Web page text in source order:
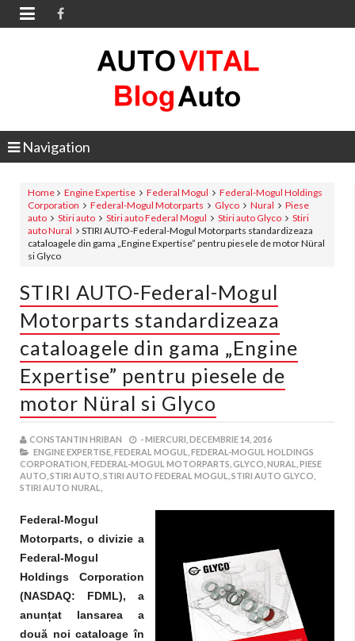

Navigation
Home Engine Expertise Federal Mogul
Federal-Mogul Holdings
Corporation
Federal-Mogul Motorparts Glyco Nural
Piese
auto
Stiri auto Stiri auto Federal Mogul Stiri auto Glyco
Stiri
auto Nural
STIRI AUTO-Federal-Mogul Motorparts standardizeaza
cataloagele din gama „Engine Expertise” pentru piesele de motor Nüral
si Glyco
STIRI AUTO-Federal-Mogul
Motorparts standardizeaza
cataloagele din gama „Engine
Expertise” pentru piesele de
motor Nüral si Glyco
CONSTANTIN HRIBAN -MIERCURI, DECEMBRIE 14, 2016
ENGINE EXPERTISE, FEDERAL MOGUL, FEDERAL-MOGUL HOLDINGS
CORPORATION, FEDERAL-MOGUL MOTORPARTS, GLYCO, NURAL, PIESE
AUTO, STIRI AUTO, STIRI AUTO FEDERAL MOGUL, STIRI AUTO GLYCO,
STIRI AUTO NURAL,
Federal-Mogul
Motorparts, o divizie a
Federal-Mogul
Holdings Corporation
(NASDAQ: FDML), a
anunțat lansarea a
două noi cataloage în